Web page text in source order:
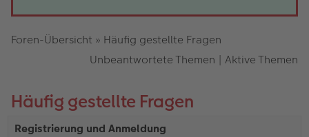
Foren-Übersicht » Häufig gestellte Fragen
Unbeantwortete Themen | Aktive Themen
Häufig gestellte Fragen
Registrierung und Anmeldung